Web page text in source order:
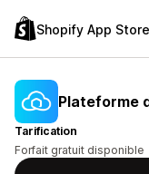
Shopify App Store
Plateforme
Tarification
Forfait gratuit disponible